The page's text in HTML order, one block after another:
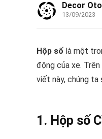
Decor Oto
13/09/2023
Hộp số là một
động của xe.
viết này, chúng ta
1. Hộp số